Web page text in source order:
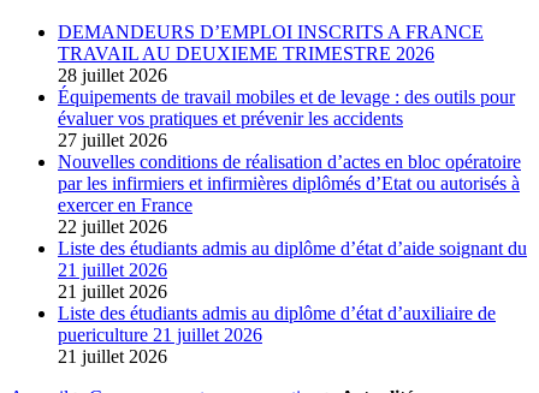
DEMANDEURS D’EMPLOI INSCRITS A FRANCE
TRAVAIL AU DEUXIEME TRIMESTRE 2026
28 juillet 2026
Équipements de travail mobiles et de levage : des outils pour
évaluer vos pratiques et prévenir les accidents
27 juillet 2026
Nouvelles conditions de réalisation d’actes en bloc opératoire
par les infirmiers et infirmières diplômés d’Etat ou autorisés à
exercer en France
22 juillet 2026
Liste des étudiants admis au diplôme d’état d’aide soignant du
21 juillet 2026
21 juillet 2026
Liste des étudiants admis au diplôme d’état d’auxiliaire de
puericulture 21 juillet 2026
21 juillet 2026